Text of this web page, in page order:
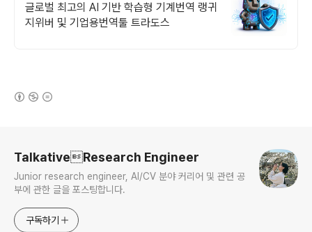
글로벌 최고의 AI 기반 학습형 기계번역 랭귀
지위버 및 기업용번역툴 트라도스
TalkativeResearch Engineer
Junior research engineer, AI/CV 분야 커리어 및 관련 공
부에 관한 글을 포스팅합니다.
구독하기